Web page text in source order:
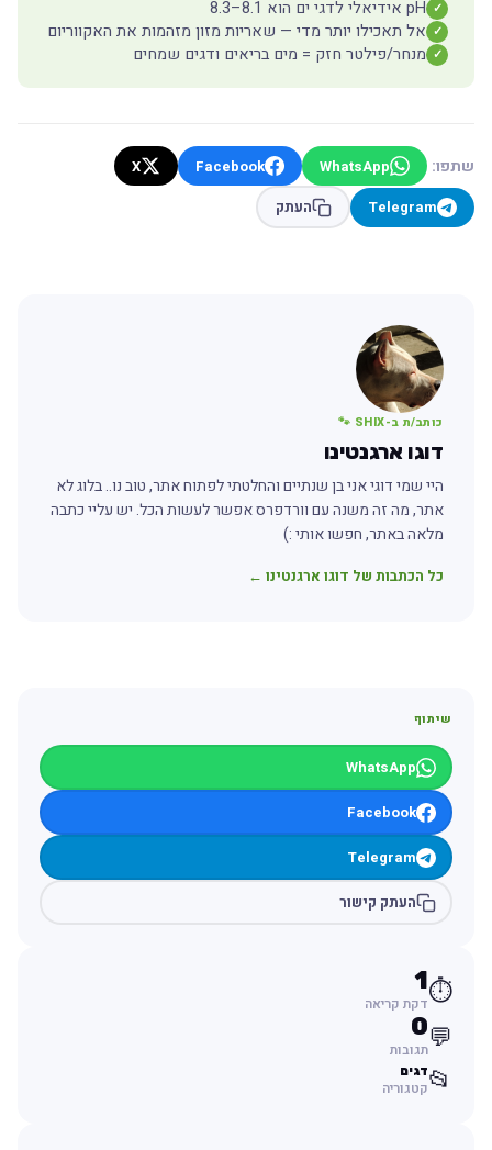
✓ pH אידיאלי לדגי ים הוא 8.1–8.3
✓ אל תאכילו יותר מדי — שאריות מזון מזהמות את האקווריום
✓ מנחר/פילטר חזק = מים בריאים ודגים שמחים
שתפו: WhatsApp
Facebook
X
Telegram
העתק
כותב/ת ב-SHIX 🐾
דוגו ארגנטינו
היי שמי דוגי אני בן שנתיים והחלטתי לפתוח אתר, טוב נו.. בלוג לא
אתר, מה זה משנה עם וורדפרס אפשר לעשות הכל. יש עליי כתבה
מלאה באתר, חפשו אותי :)
כל הכתבות של דוגו ארגנטינו ←
שיתוף
WhatsApp
Facebook
Telegram
העתק קישור
⏱️
1
דקת קריאה
💬
0
תגובות
📂דגים
קטגוריה